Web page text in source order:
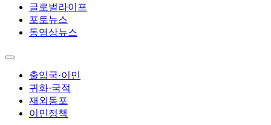
글로벌라이프
포토뉴스
동영상뉴스
출입국·이민
귀화·국적
재외동포
이민정책